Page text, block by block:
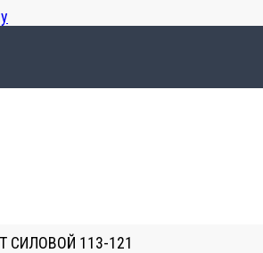
СИЛОВОЙ 113-121